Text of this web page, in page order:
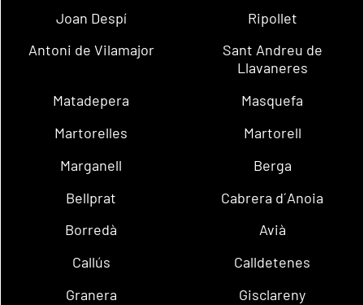
Joan Despí
Ripollet
Antoni de Vilamajor
Sant Andreu de
Llavaneres
Matadepera
Masquefa
Martorelles
Martorell
Marganell
Berga
Bellprat
Cabrera d´Anoia
Borredà
Avià
Callús
Calldetenes
Granera
Gisclareny